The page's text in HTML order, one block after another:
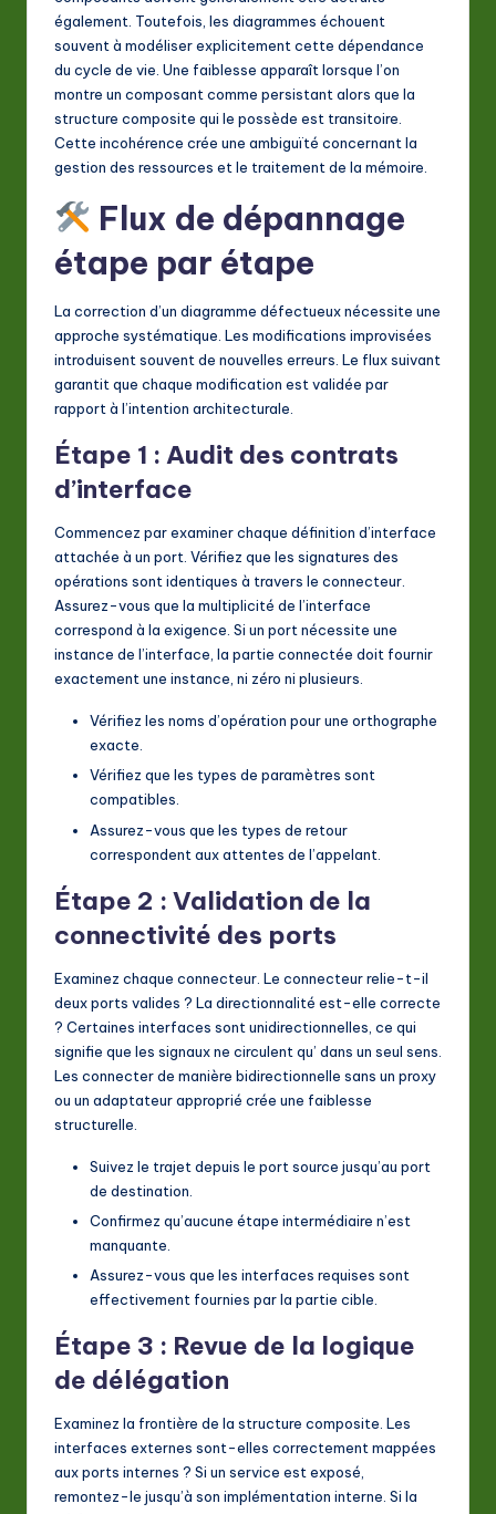
également. Toutefois, les diagrammes échouent
souvent à modéliser explicitement cette dépendance
du cycle de vie. Une faiblesse apparaît lorsque l’on
montre un composant comme persistant alors que la
structure composite qui le possède est transitoire.
Cette incohérence crée une ambiguïté concernant la
gestion des ressources et le traitement de la mémoire.
Flux de dépannage
étape par étape
La correction d’un diagramme défectueux nécessite une
approche systématique. Les modifications improvisées
introduisent souvent de nouvelles erreurs. Le flux suivant
garantit que chaque modification est validée par
rapport à l’intention architecturale.
Étape 1 : Audit des contrats
d’interface
Commencez par examiner chaque définition d’interface
attachée à un port. Vérifiez que les signatures des
opérations sont identiques à travers le connecteur.
Assurez-vous que la multiplicité de l’interface
correspond à la exigence. Si un port nécessite une
instance de l’interface, la partie connectée doit fournir
exactement une instance, ni zéro ni plusieurs.
Vérifiez les noms d’opération pour une orthographe
exacte.
Vérifiez que les types de paramètres sont
compatibles.
Assurez-vous que les types de retour
correspondent aux attentes de l’appelant.
Étape 2 : Validation de la
connectivité des ports
Examinez chaque connecteur. Le connecteur relie-t-il
deux ports valides ? La directionnalité est-elle correcte
? Certaines interfaces sont unidirectionnelles, ce qui
signifie que les signaux ne circulent qu’ dans un seul sens.
Les connecter de manière bidirectionnelle sans un proxy
ou un adaptateur approprié crée une faiblesse
structurelle.
Suivez le trajet depuis le port source jusqu’au port
de destination.
Confirmez qu’aucune étape intermédiaire n’est
manquante.
Assurez-vous que les interfaces requises sont
effectivement fournies par la partie cible.
Étape 3 : Revue de la logique
de délégation
Examinez la frontière de la structure composite. Les
interfaces externes sont-elles correctement mappées
aux ports internes ? Si un service est exposé,
remontez-le jusqu’à son implémentation interne. Si la